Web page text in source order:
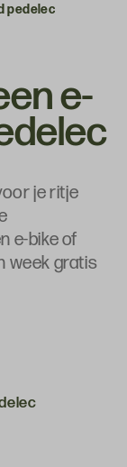
pedelec
e-
je ritje
e-bike of
week gratis